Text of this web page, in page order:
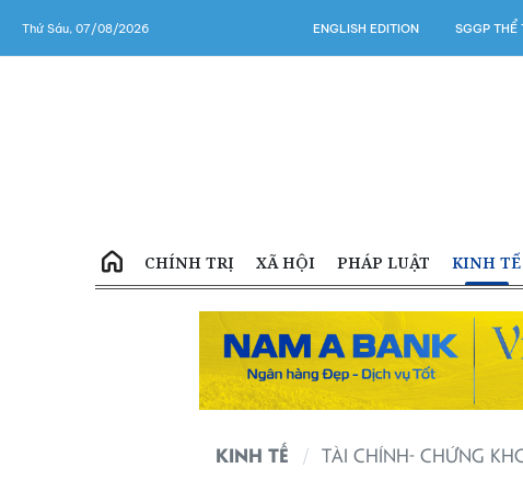
Thứ Sáu, 07/08/2026 ENGLISH EDITION SGGP THỂ
CHÍNH TRỊ XÃ HỘI PHÁP LUẬT KINH TẾ
KINH TẾ TÀI CHÍNH- CHỨNG